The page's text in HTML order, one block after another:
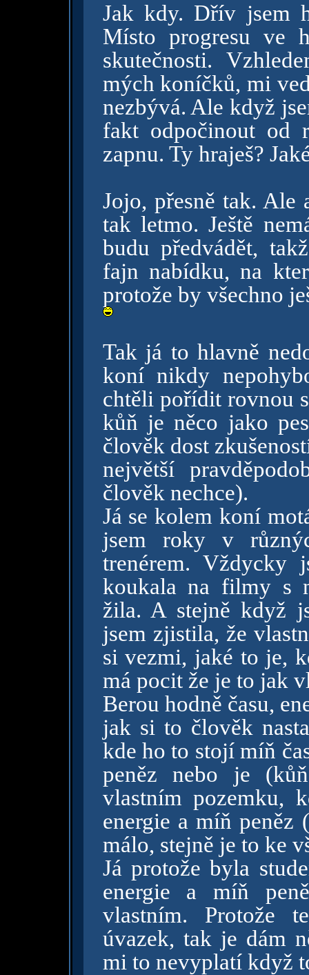
Jak kdy. Dřív jsem
Místo progresu ve
skutečnosti.
mých koníčků, mi
nezbývá. Ale když
fakt odpočinout od
zapnu. Ty hraješ?
Jojo, přesně tak. Ale
tak letmo. Ještě
budu předvádět,
fajn nabídku, na
protože by všechno
Tak já to hlavně
koní nikdy
chtěli pořídit rovnou
kůň je něco jako
člověk dost
největší
člověk nechce).
Já se kolem koní
jsem roky v
trenérem. Vždycky
koukala na filmy s
žila. A stejně když
jsem zjistila, že
si vezmi, jaké to je,
má pocit že je to jak
Berou hodně času,
jak si to člověk
kde ho to stojí míň
peněz nebo je
vlastním pozemku,
energie a míň peněz
málo, stejně je to ke
Já protože byla
energie a míň
vlastním. Protože
úvazek, tak je dám
mi to nevyplatí když